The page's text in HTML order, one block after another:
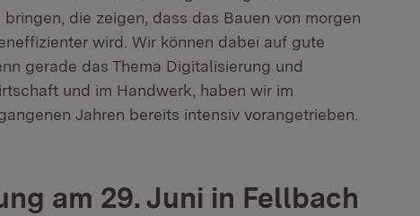
die zeigen, dass das Bauen von morgen
wird. Wir können dabei auf gute
gerade das Thema Digitalisierung und
und im Handwerk, haben wir im
Jahren bereits intensiv vorangetrieben.
am 29. Juni in Fellbach